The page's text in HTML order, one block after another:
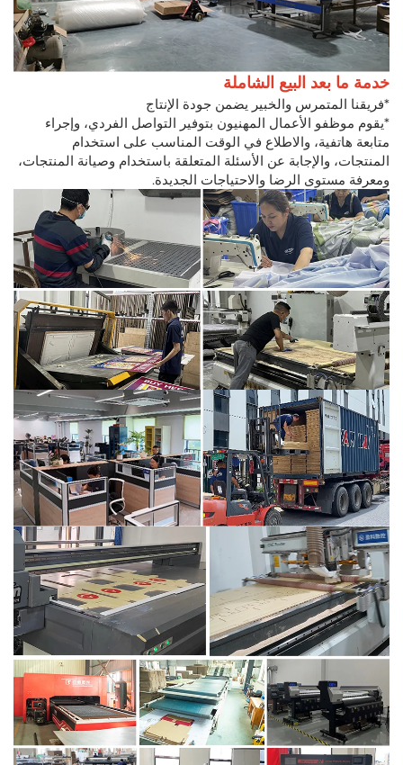
خدمة ما بعد البيع الشاملة
*فريقنا المتمرس والخبير يضمن جودة الإنتاج
*يقوم موظفو الأعمال المهنيون بتوفير التواصل الفردي، وإجراء
متابعة هاتفية، والاطلاع في الوقت المناسب على استخدام
المنتجات، والإجابة عن الأسئلة المتعلقة باستخدام وصيانة المنتجات،
ومعرفة مستوى الرضا والاحتياجات الجديدة.